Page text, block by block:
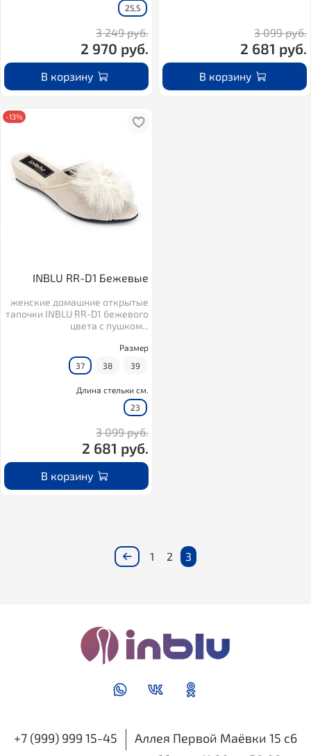
25,5
3 249 руб.
2 970 руб.
В корзину
3 099 руб.
2 681 руб.
В корзину
-13%
INBLU RR-D1 Бежевые
женские домашние открытые
тапочки INBLU RR-D1 бежевого
цвета с пушком...
Размер
37
38 39
Длина стельки см.
23
3 099 руб.
2 681 руб.
В корзину
1 2 3
+7 (999) 999 15-45
Аллея Первой Маёвки 15 с6